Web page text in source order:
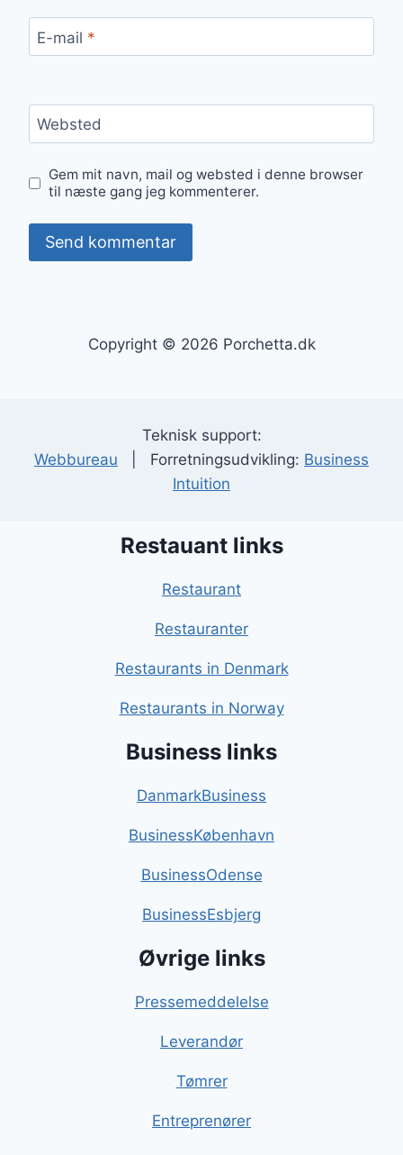
E-mail *
Websted
Gem mit navn, mail og websted i denne browser
til næste gang jeg kommenterer.
Copyright © 2026 Porchetta.dk
Teknisk support:
Webbureau | Forretningsudvikling: Business
Intuition
Restauant links
Restaurant
Restauranter
Restaurants in Denmark
Restaurants in Norway
Business links
DanmarkBusiness
BusinessKøbenhavn
BusinessOdense
BusinessEsbjerg
Øvrige links
Pressemeddelelse
Leverandør
Tømrer
Entreprenører